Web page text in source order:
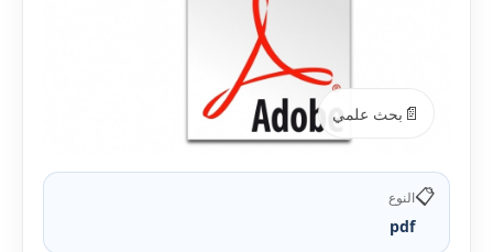
📄 بحث علمي
📋النوع
pdf